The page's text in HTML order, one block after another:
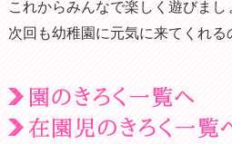
これからみんなで楽しく遊びまし
次回も幼稚園に元気に来てくれ